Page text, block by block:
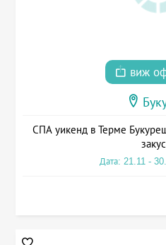
виж
СПА уикенд в Терме
Дата: 21.11 -